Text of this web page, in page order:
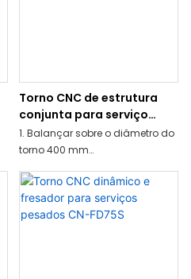
Torno CNC de estrutura
conjunta para serviço
pesado CN-C40E, CN-
K40D
1. Balançar sobre o diâmetro do
torno 400 mm
peça de
trabalho:750mm,1000mm
3.Máx. Diam. Processamento